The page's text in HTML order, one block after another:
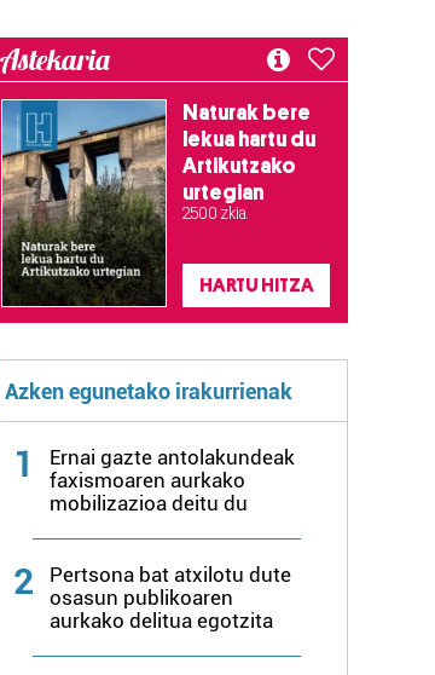
Astekaria
Naturak bere
lekua hartu du
Artikutzako
urtegian
2.500 zkia.
HARTU HITZA
Azken egunetako irakurrienak
1
Ernai gazte antolakundeak
faxismoaren aurkako
mobilizazioa deitu du
2
Pertsona bat atxilotu dute
osasun publikoaren
aurkako delitua egotzita